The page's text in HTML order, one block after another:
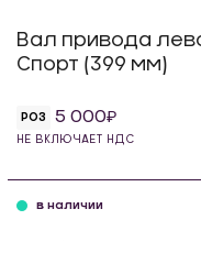
Вал привода
Спорт (399 мм)
РОЗ 5 000
НЕ ВКЛЮЧАЕТ НДС
в наличии